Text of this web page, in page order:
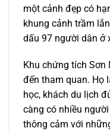
một cảnh đẹp có
khung cảnh trầm
dấu 97 người dân ở
Khu chứng tích
đến tham quan. Họ
học, khách du lịch
càng có nhiều
thông cảm với